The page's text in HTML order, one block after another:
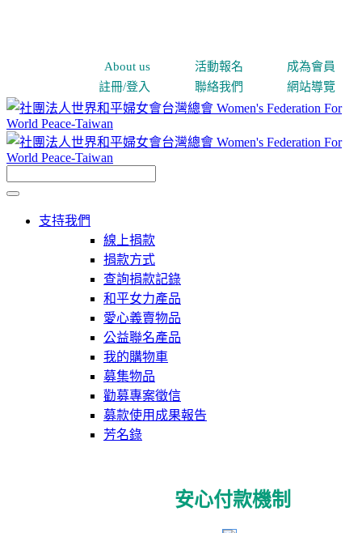
About us 活動報名
成為會員
註冊/登入
聯絡我們 網站導覽
支持我們
線上捐款
捐款方式
查詢捐款記錄
和平女力產品
愛心義賣物品
公益聯名產品
我的購物車
募集物品
勸募專案徵信
募款使用成果報告
芳名錄
安心付款機制